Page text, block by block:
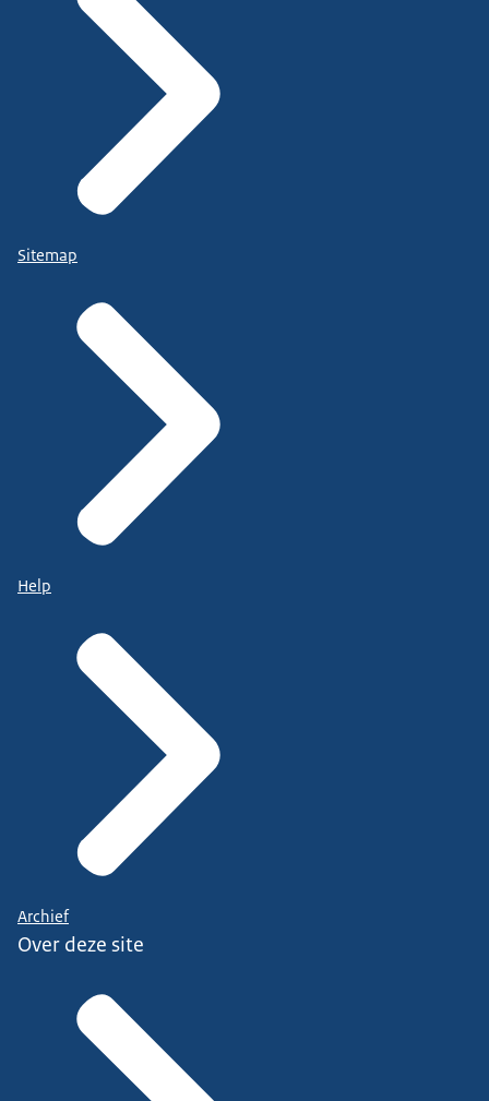
Sitemap
Help
Archief
Over deze site